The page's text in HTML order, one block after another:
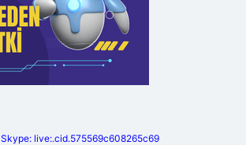
Skype: live:.cid.575569c608265c69